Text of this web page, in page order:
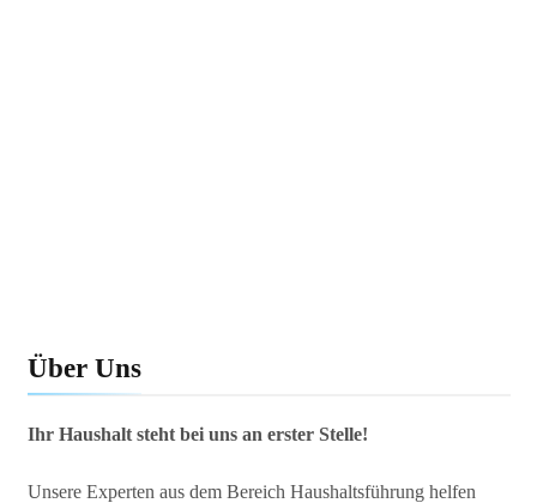
Über Uns
Ihr Haushalt steht bei uns an erster Stelle!
Unsere Experten aus dem Bereich Haushaltsführung helfen